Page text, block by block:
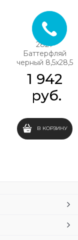
2827
Баттерфляй
черный 8,5х28,5
1 942
руб.
В КОРЗИНУ